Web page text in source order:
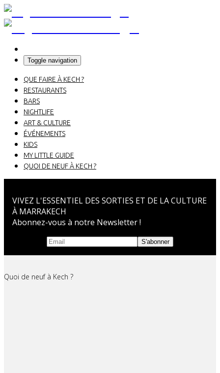
Toggle navigation
QUE FAIRE À KECH ?
RESTAURANTS
BARS
NIGHTLIFE
ART & CULTURE
ÉVÉNEMENTS
KIDS
MY LITTLE GUIDE
QUOI DE NEUF À KECH ?
VIVEZ L'ESSENTIEL DES SORTIES ET DE LA CULTURE
À MARRAKECH
Abonnez-vous à notre Newsletter !
Quoi de neuf à Kech ?